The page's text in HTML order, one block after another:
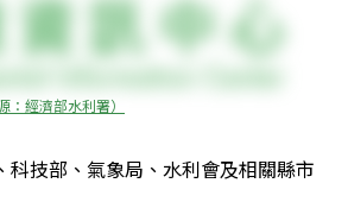
經濟部水利署）
科技部、氣象局、水利會及相關縣市